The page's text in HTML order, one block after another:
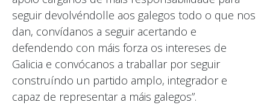
seguir devolvéndolle aos galegos todo o que nos
dan, convídanos a seguir acertando e
defendendo con máis forza os intereses de
Galicia e convócanos a traballar por seguir
construíndo un partido amplo, integrador e
capaz de representar a máis galegos”.